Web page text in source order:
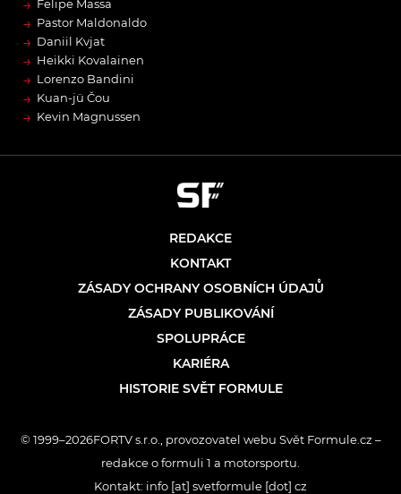
→ Felipe Massa
→ Pastor Maldonaldo
→ Daniil Kvjat
→ Heikki Kovalainen
→ Lorenzo Bandini
→ Kuan-jü Čou
→ Kevin Magnussen
REDAKCE
KONTAKT
ZÁSADY OCHRANY OSOBNÍCH ÚDAJŮ
ZÁSADY PUBLIKOVÁNÍ
SPOLUPRÁCE
KARIÉRA
HISTORIE SVĚT FORMULE
© 1999–2026FORTV s.r.o., provozovatel webu Svět Formule.cz –
redakce o formuli 1 a motorsportu.
Kontakt: info [at] svetformule [dot] cz